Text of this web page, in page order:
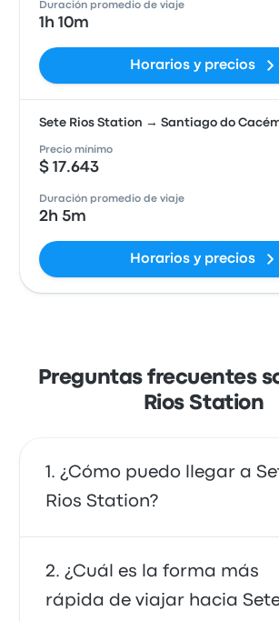
Duración promedio de viaje
1h 10m
Horarios y precios
Sete Rios Station → Santiago do
Precio mínimo
$ 17.643
Duración promedio de viaje
2h 5m
Horarios y precios
Preguntas frecuentes
Rios Station
¿Cómo puedo llegar a
Rios Station?
Puedes tomar el autobús, que
acceso directo a tu destino.
tomar un taxi o usar un servicio
¿Cuál es la forma más
rápida de viajar hacia